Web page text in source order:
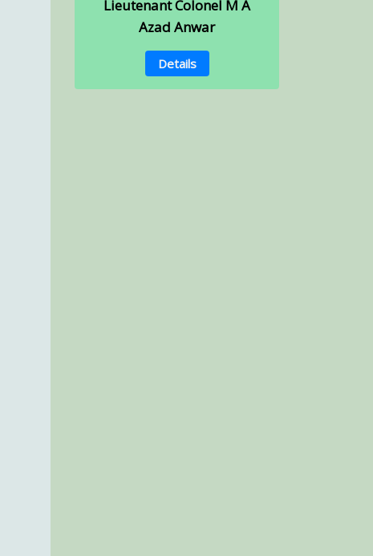
Lieutenant Colonel M A
Azad Anwar
Details